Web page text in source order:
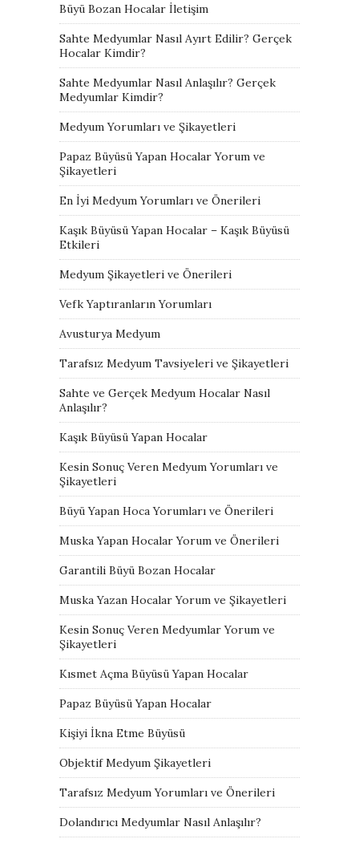
Büyü Bozan Hocalar İletişim
Sahte Medyumlar Nasıl Ayırt Edilir? Gerçek
Hocalar Kimdir?
Sahte Medyumlar Nasıl Anlaşılır? Gerçek
Medyumlar Kimdir?
Medyum Yorumları ve Şikayetleri
Papaz Büyüsü Yapan Hocalar Yorum ve
Şikayetleri
En İyi Medyum Yorumları ve Önerileri
Kaşık Büyüsü Yapan Hocalar – Kaşık Büyüsü
Etkileri
Medyum Şikayetleri ve Önerileri
Vefk Yaptıranların Yorumları
Avusturya Medyum
Tarafsız Medyum Tavsiyeleri ve Şikayetleri
Sahte ve Gerçek Medyum Hocalar Nasıl
Anlaşılır?
Kaşık Büyüsü Yapan Hocalar
Kesin Sonuç Veren Medyum Yorumları ve
Şikayetleri
Büyü Yapan Hoca Yorumları ve Önerileri
Muska Yapan Hocalar Yorum ve Önerileri
Garantili Büyü Bozan Hocalar
Muska Yazan Hocalar Yorum ve Şikayetleri
Kesin Sonuç Veren Medyumlar Yorum ve
Şikayetleri
Kısmet Açma Büyüsü Yapan Hocalar
Papaz Büyüsü Yapan Hocalar
Kişiyi İkna Etme Büyüsü
Objektif Medyum Şikayetleri
Tarafsız Medyum Yorumları ve Önerileri
Dolandırıcı Medyumlar Nasıl Anlaşılır?